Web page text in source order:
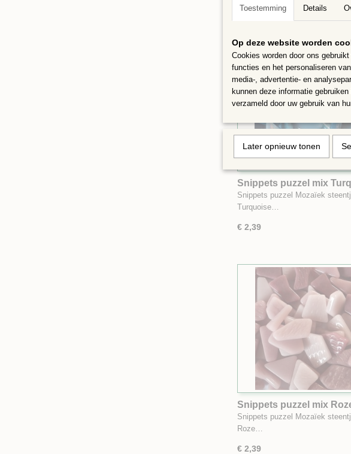
€ 2,39
Snippets puzzel mix
gram
Snippets puzzel Mozaïek
Turquoise…
€ 2,39
Snippets puzzel mix
gram
Snippets puzzel Mozaïek
Roze…
€ 2,39
Toestemming Details
Op deze website worden
Cookies worden door ons
functies en het personaliseren
media-, advertentie- en
kunnen deze informatie
verzameld door uw gebruik van
Later opnieuw tonen